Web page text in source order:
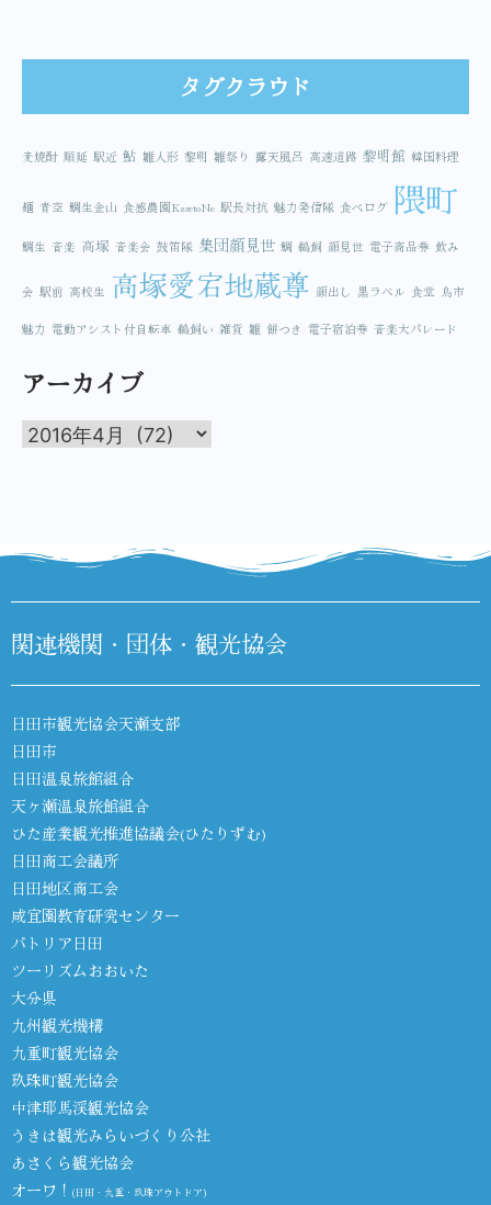
タグクラウド
麦焼酎 順延 駅近 鮎 雛人形 黎明 雛祭り 露天風呂 高速道路 黎明館 韓国料理
麺 青空 鯛生金山 食感農園KazetoNe 駅長対抗 魅力発信隊 食べログ 隈町
鯛生 音楽 高塚 音楽会 鼓笛隊 集団顔見世 鯛 鵜飼 顔見世 電子商品券 飲み
会 駅前 高校生 高塚愛宕地蔵尊 顔出し 黒ラベル 食堂 鳥市
魅力 電動アシスト付自転車 鵜飼い 雑貨 雛 餅つき 電子宿泊券 音楽大パレード
アーカイブ
関連機関・団体・観光協会
日田市観光協会天瀬支部
日田市
日田温泉旅館組合
天ヶ瀬温泉旅館組合
ひた産業観光推進協議会(ひたりずむ)
日田商工会議所
日田地区商工会
咸宜園教育研究センター
パトリア日田
ツーリズムおおいた
大分県
九州観光機構
九重町観光協会
玖珠町観光協会
中津耶馬渓観光協会
うきは観光みらいづくり公社
あさくら観光協会
オーワ！ (日田・九重・玖珠アウトドア)